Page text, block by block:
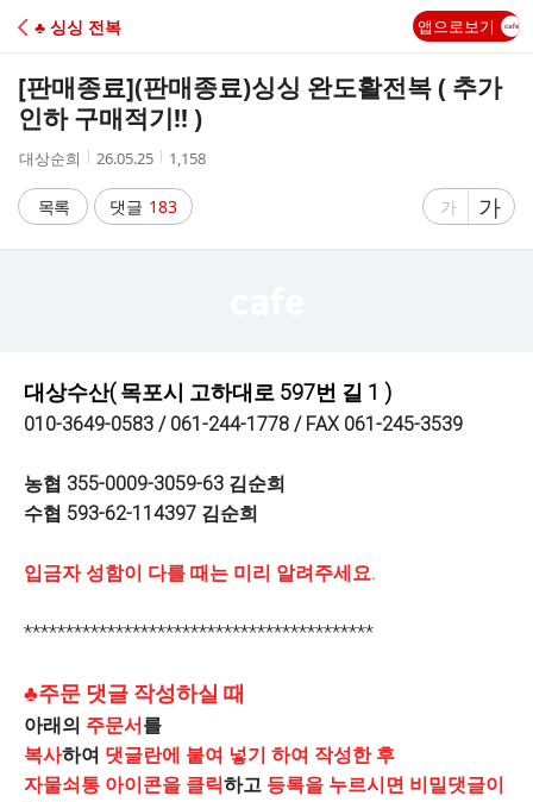
C
A
♣ 싱싱 전복 앱으로보기
[판매종료](판매종료)싱싱 완도활전복 ( 추가
인하 구매적기!! )
작
자
대상순희
작
시
간
26.05.25
조
수
1,158
목록 댓글 183
글
가
글
자
가
대상수산( 목포시 고하대로 597번 길 1 )
010-3649-0583 / 061-244-1778 / FAX 061-245-3539
농협 355-0009-3059-63 김순희
수협 593-62-114397 김순희
입금자 성함이 다를 때는 미리 알려주세요.
******************************************
♣주문 댓글 작성하실 때
아래의 주문서를
복사하여 댓글란에 붙여 넣기 하여 작성한 후
자물쇠통 아이콘을 클릭하고 등록을 누르시면 비밀댓글이